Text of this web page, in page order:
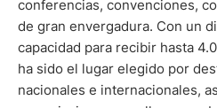
conferencias, convenciones,
de gran envergadura. Con un
capacidad para recibir hasta
ha sido el lugar elegido por
nacionales e internacionales,